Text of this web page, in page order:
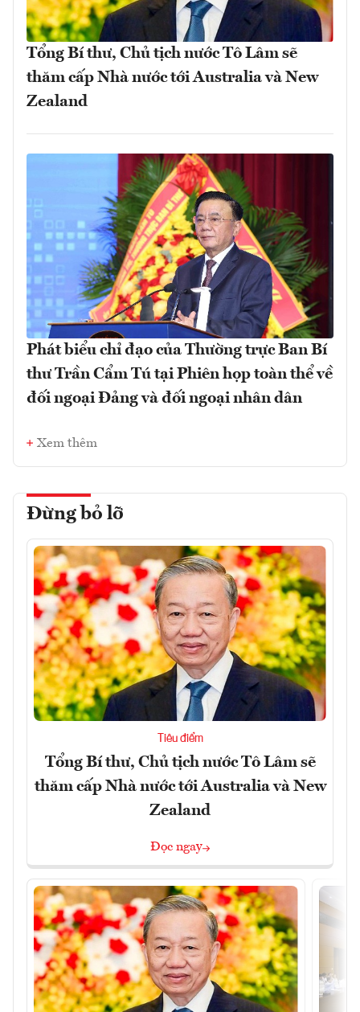
Tổng Bí thư, Chủ tịch nước Tô Lâm sẽ
thăm cấp Nhà nước tới Australia và New
Zealand
Phát biểu chỉ đạo của Thường trực Ban Bí
thư Trần Cẩm Tú tại Phiên họp toàn thể về
đối ngoại Đảng và đối ngoại nhân dân
Xem thêm
Đừng bỏ lỡ
Tiêu điểm
Tổng Bí thư, Chủ tịch nước Tô Lâm sẽ
thăm cấp Nhà nước tới Australia và New
Zealand
Đọc ngay